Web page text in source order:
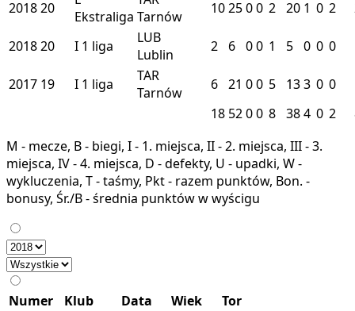
201820
Ekstraliga Tarnów
102500 2 20 1 0 2
201820 I 1 liga
LUB
Lublin
2 6 00 1 5 0 0 0
2017 19 I 1 liga
TAR
Tarnów
6 21 00 5 133 0 0
18 5200 8 384 0 2
M - mecze, B - biegi, I - 1. miejsca, II - 2. miejsca, III - 3.
miejsca, IV - 4. miejsca, D - defekty, U - upadki, W -
wykluczenia, T - taśmy, Pkt - razem punktów, Bon. -
bonusy, Śr./B - średnia punktów w wyścigu
Numer Klub Data Wiek
Tor